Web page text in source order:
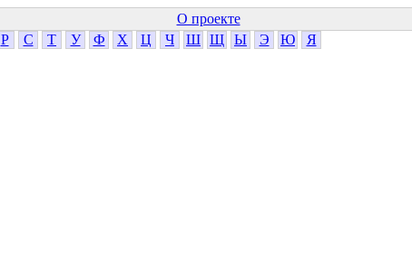
О проекте
Р С Т У Ф Х Ц Ч Ш Щ Ы Э Ю Я